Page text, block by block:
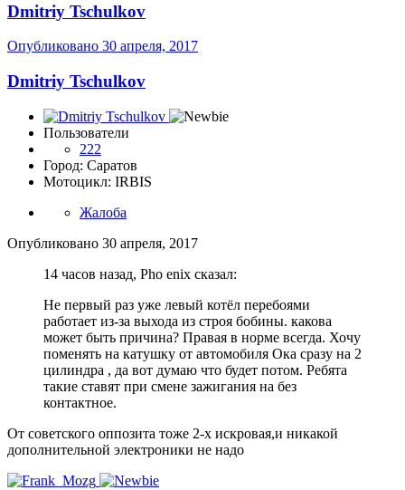
Dmitriy Tschulkov
Опубликовано 30 апреля, 2017
Dmitriy Tschulkov
Пользователи
222
Город: Саратов
Мотоцикл: IRBIS
Жалоба
Опубликовано 30 апреля, 2017
14 часов назад, Pho enix сказал:
Не первый раз уже левый котёл перебоями
работает из-за выхода из строя бобины. какова
может быть причина? Правая в норме всегда. Хочу
поменять на катушку от автомобиля Ока сразу на 2
цилиндра , да вот думаю что будет потом. Ребята
такие ставят при смене зажигания на без
контактное.
От советского оппозита тоже 2-х искровая,и никакой
дополнительной электроники не надо